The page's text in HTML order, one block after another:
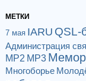
МЕТКИ
7 мая IARU QSL-
Администрация
МР2 МР3
Многоборье